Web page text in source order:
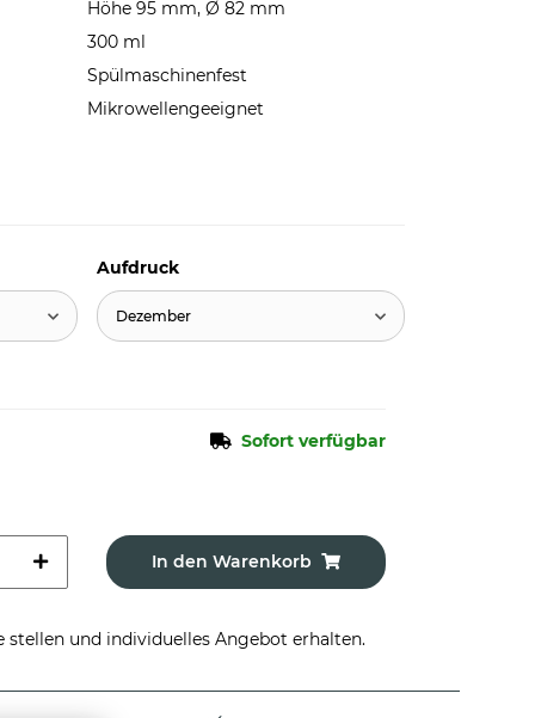
Höhe 95 mm, Ø 82 mm
300 ml
Spülmaschinenfest
Mikrowellengeeignet
Aufdruck
Dezember
Sofort verfügbar
In den Warenkorb
stellen und individuelles Angebot erhalten.